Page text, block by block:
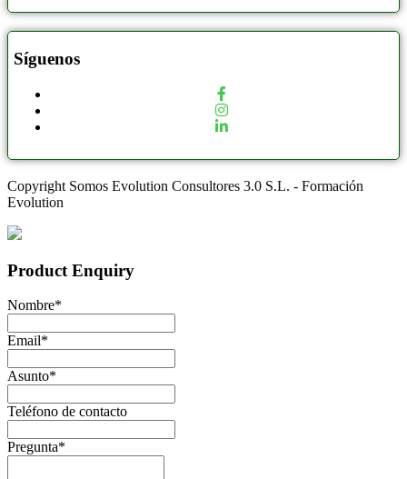
Síguenos
Copyright Somos Evolution Consultores 3.0 S.L. - Formación
Evolution
Product Enquiry
Nombre*
Email*
Asunto*
Teléfono de contacto
Pregunta*